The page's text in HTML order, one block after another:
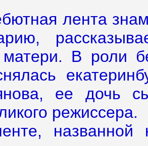
лента
В роли
ее дочь
режиссера.
названной